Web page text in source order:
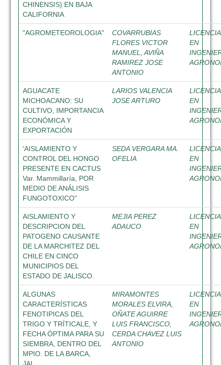
CHINENSIS) EN BAJA
CALIFORNIA
"AGROMETEOROLOGIA"
COVARRUBIAS
FLORES VICTOR
MANUEL, AVIÑA
RAMIREZ JOSE
ANTONIO
EN
AGUACATE
MICHOACANO: SU
CULTIVO, IMPORTANCIA
ECONÓMICA Y
EXPORTACIÓN
LARIOS VALENCIA
JOSE ARTURO
EN
'AISLAMIENTO Y
CONTROL DEL HONGO
PRESENTE EN CACTUS
Var. Mammillaría, POR
MEDIO DE ANÁLISIS
FUNGOTOXICO"
SEDA VERGARA MA.
OFELIA
EN
AISLAMIENTO Y
DESCRIPCION DEL
PATOGENO CAUSANTE
DE LA MARCHITEZ DEL
CHILE EN CINCO
MUNICIPIOS DEL
ESTADO DE JALISCO.
MEJIA PEREZ
ADAUCO
EN
ALGUNAS
CARACTERÍSTICAS
FENOTIPICAS DEL
TRIGO Y TRÍTICALE, Y
FECHA ÓPTIMA PARA SU
SIEMBRA, DENTRO DEL
MPIO. DE LA BARCA,
MIRAMONTES
MORALES ELVIRA,
OÑATE AGUIRRE
LUIS FRANCISCO,
CERDA CHAVEZ LUIS
ANTONIO
EN